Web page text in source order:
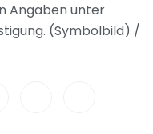
Angaben unter
(Symbolbild) /